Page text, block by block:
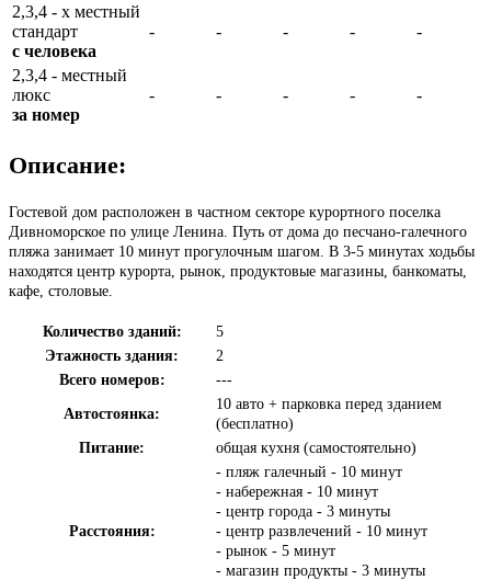
2,3,4 - х местный
стандарт
с человека
- - - - -
2,3,4 - местный
люкс
за номер
- - - - -
Описание:
Гостевой дом расположен в частном секторе курортного поселка
Дивноморское по улице Ленина. Путь от дома до песчано-галечного
пляжа занимает 10 минут прогулочным шагом. В 3-5 минутах ходьбы
находятся центр курорта, рынок, продуктовые магазины, банкоматы,
кафе, столовые.
Количество зданий:
5
Этажность здания:
2
Всего номеров:
---
Автостоянка:
10 авто + парковка перед зданием
(бесплатно)
Питание:
общая кухня (самостоятельно)
Расстояния:
- пляж галечный - 10 минут
- набережная - 10 минут
- центр города - 3 минуты
- центр развлечений - 10 минут
- рынок - 5 минут
- магазин продукты - 3 минуты